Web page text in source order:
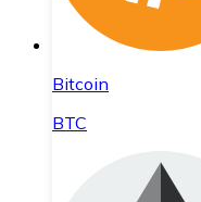
Bitcoin
BTC